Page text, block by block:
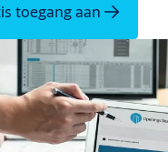
toegang aan